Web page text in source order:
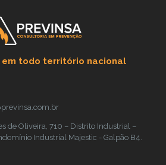
todo território nacional
de Oliveira, 710 – Distrito Industrial –
Industrial Majestic - Galpão B4.